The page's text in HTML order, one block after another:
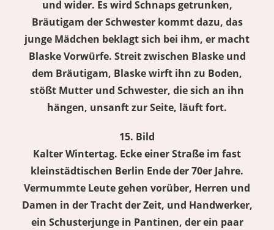
und wider. Es wird Schnaps getrunken,
Bräutigam der Schwester kommt dazu, das
junge Mädchen beklagt sich bei ihm, er macht
Blaske Vorwürfe. Streit zwischen Blaske und
dem Bräutigam, Blaske wirft ihn zu Boden,
stößt Mutter und Schwester, die sich an ihn
hängen, unsanft zur Seite, läuft fort.
15. Bild
Kalter Wintertag. Ecke einer Straße im fast
kleinstädtischen Berlin Ende der 70er Jahre.
Vermummte Leute gehen vorüber, Herren und
Damen in der Tracht der Zeit, und Handwerker,
ein Schusterjunge in Pantinen, der ein paar